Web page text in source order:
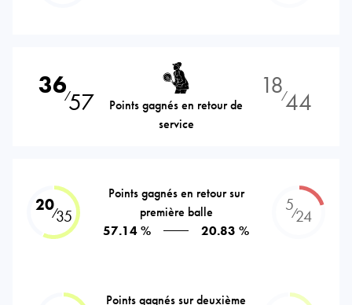
36⁄57
Points gagnés en retour de
service
18⁄44
20⁄35
Points gagnés en retour sur
première balle
57.14 %
20.83 %
5⁄24
Points gagnés sur deuxième